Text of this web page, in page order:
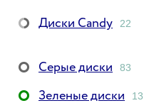
Диски Candy 22
Серые диски 83
Зеленые диски 13